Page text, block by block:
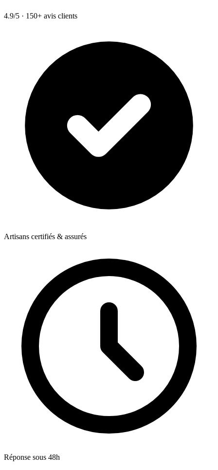
4.9/5 · 150+ avis clients
Artisans certifiés & assurés
Réponse sous 48h